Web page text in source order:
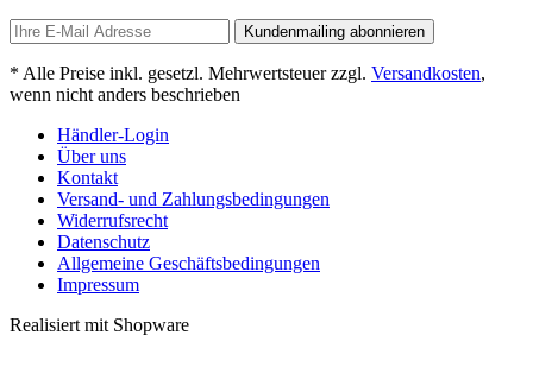
Kundenmailing abonnieren
* Alle Preise inkl. gesetzl. Mehrwertsteuer zzgl. Versandkosten,
wenn nicht anders beschrieben
Händler-Login
Über uns
Kontakt
Versand- und Zahlungsbedingungen
Widerrufsrecht
Datenschutz
Allgemeine Geschäftsbedingungen
Impressum
Realisiert mit Shopware